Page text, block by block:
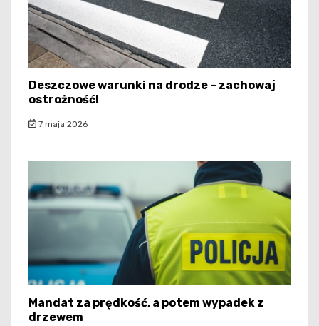
Deszczowe warunki na drodze – zachowaj
ostrożność!
7 maja 2026
Mandat za prędkość, a potem wypadek z
drzewem